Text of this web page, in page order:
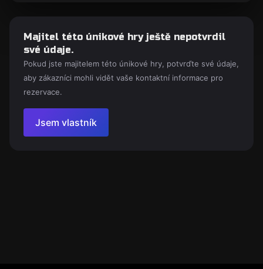
Majitel této únikové hry ještě nepotvrdil
své údaje.
Pokud jste majitelem této únikové hry, potvrďte své údaje,
aby zákazníci mohli vidět vaše kontaktní informace pro
rezervace.
Jsem vlastník